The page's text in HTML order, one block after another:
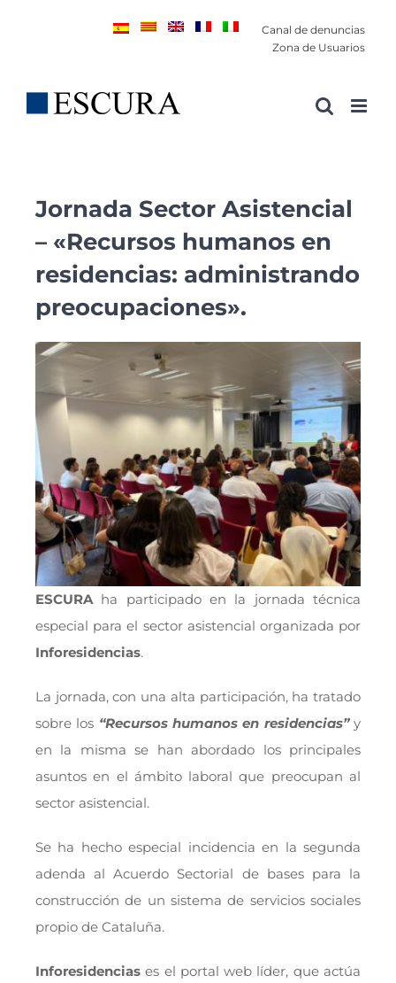
Canal de denuncias
Zona de Usuarios
Jornada Sector Asistencial
– «Recursos humanos en
residencias: administrando
preocupaciones».
ESCURAha participado en la jornada técnica
especial para el sector asistencial organizada por
Inforesidencias.
La jornada, con una alta participación, ha tratado
sobre los “Recursos humanos en residencias”y
en la misma se han abordado los principales
asuntos en el ámbito laboral que preocupan al
sector asistencial.
Se ha hecho especial incidencia en la segunda
adenda al Acuerdo Sectorial de bases para la
construcción de un sistema de servicios sociales
propio de Cataluña.
Inforesidenciases el portal web líder, que actúa